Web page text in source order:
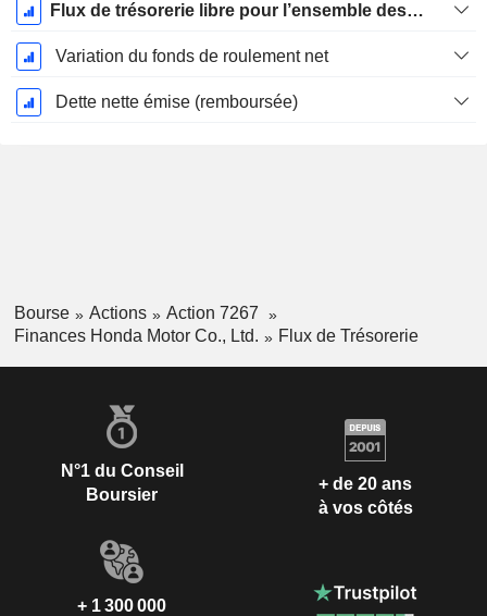
Flux de trésorerie libre pour l’ensemble des pourvoyeurs de fonds (créanciers et actionnaires) FCFF
Variation du fonds de roulement net
Dette nette émise (remboursée)
Bourse Actions
Action 7267
Finances Honda Motor Co., Ltd.
Flux de Trésorerie
N°1 du Conseil
Boursier
+ de 20 ans
à vos côtés
+ 1 300 000